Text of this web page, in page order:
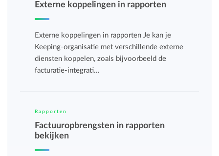
Externe koppelingen in rapporten
Externe koppelingen in rapporten Je kan je
Keeping-organisatie met verschillende externe
diensten koppelen, zoals bijvoorbeeld de
facturatie-integrati...
Rapporten
Factuuropbrengsten in rapporten
bekijken